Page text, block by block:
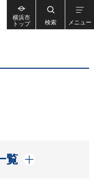
横浜市
トップ
検索 メニュー
覧